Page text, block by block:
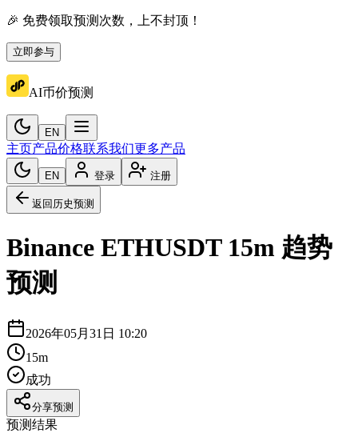
🎉 免费领取预测次数，上不封顶！
立即参与
AI币价预测
EN
主页产品价格联系我们更多产品
EN 登录 注册
返回历史预测
Binance ETHUSDT 15m 趋势
预测
2026年05月31日 10:20
15m
成功
分享预测
预测结果